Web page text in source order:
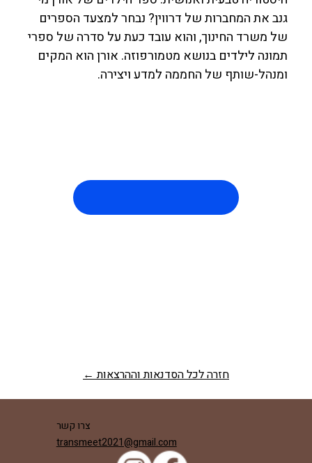
גנב את המחברות של דרווין? נבחר למצעד הספרים
של משרד החינוך, והוא עובד כעת על סדרה של ספרי
תמונה לילדים בנושא מטמורפוזה. אורן הוא המקים
ומנהל-שותף של החממה למדע ויצירה.
← חזרה לכל הסדנאות וההרצאות
צרו קשר
transmeet2021@gmail.com